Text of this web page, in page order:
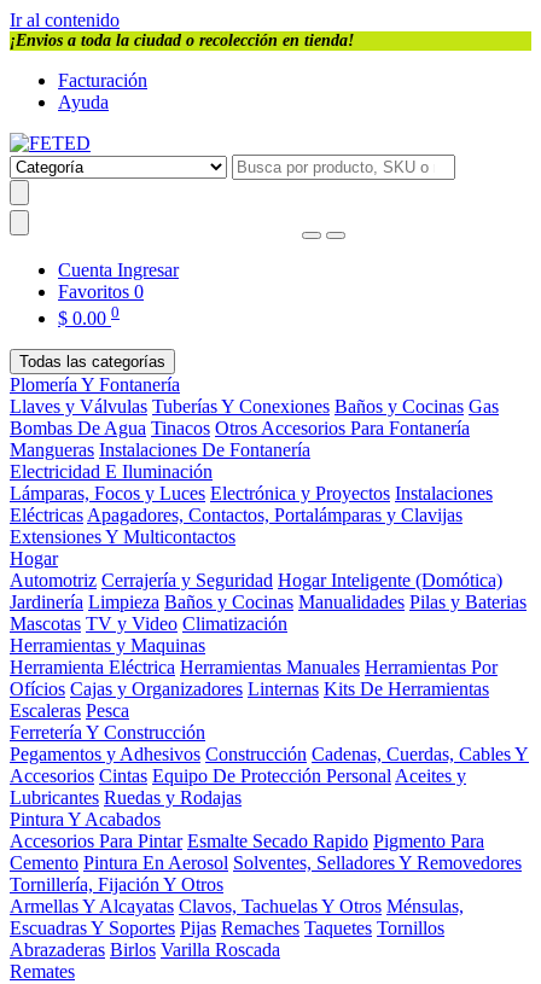
Ir al contenido
¡Envios a toda la ciudad o recolección en tienda!
Facturación
Ayuda
Cuenta Ingresar
Favoritos 0
$ 0.00 0
Todas las categorías
Plomería Y Fontanería
Llaves y Válvulas Tuberías Y Conexiones Baños y Cocinas Gas
Bombas De Agua Tinacos Otros Accesorios Para Fontanería
Mangueras Instalaciones De Fontanería
Electricidad E Iluminación
Lámparas, Focos y Luces Electrónica y Proyectos Instalaciones
Eléctricas Apagadores, Contactos, Portalámparas y Clavijas
Extensiones Y Multicontactos
Hogar
Automotriz Cerrajería y Seguridad Hogar Inteligente (Domótica)
Jardinería Limpieza Baños y Cocinas Manualidades Pilas y Baterias
Mascotas TV y Video Climatización
Herramientas y Maquinas
Herramienta Eléctrica Herramientas Manuales Herramientas Por
Ofícios Cajas y Organizadores Linternas Kits De Herramientas
Escaleras Pesca
Ferretería Y Construcción
Pegamentos y Adhesivos Construcción Cadenas, Cuerdas, Cables Y
Accesorios Cintas Equipo De Protección Personal Aceites y
Lubricantes Ruedas y Rodajas
Pintura Y Acabados
Accesorios Para Pintar Esmalte Secado Rapido Pigmento Para
Cemento Pintura En Aerosol Solventes, Selladores Y Removedores
Tornillería, Fijación Y Otros
Armellas Y Alcayatas Clavos, Tachuelas Y Otros Ménsulas,
Escuadras Y Soportes Pijas Remaches Taquetes Tornillos
Abrazaderas Birlos Varilla Roscada
Remates